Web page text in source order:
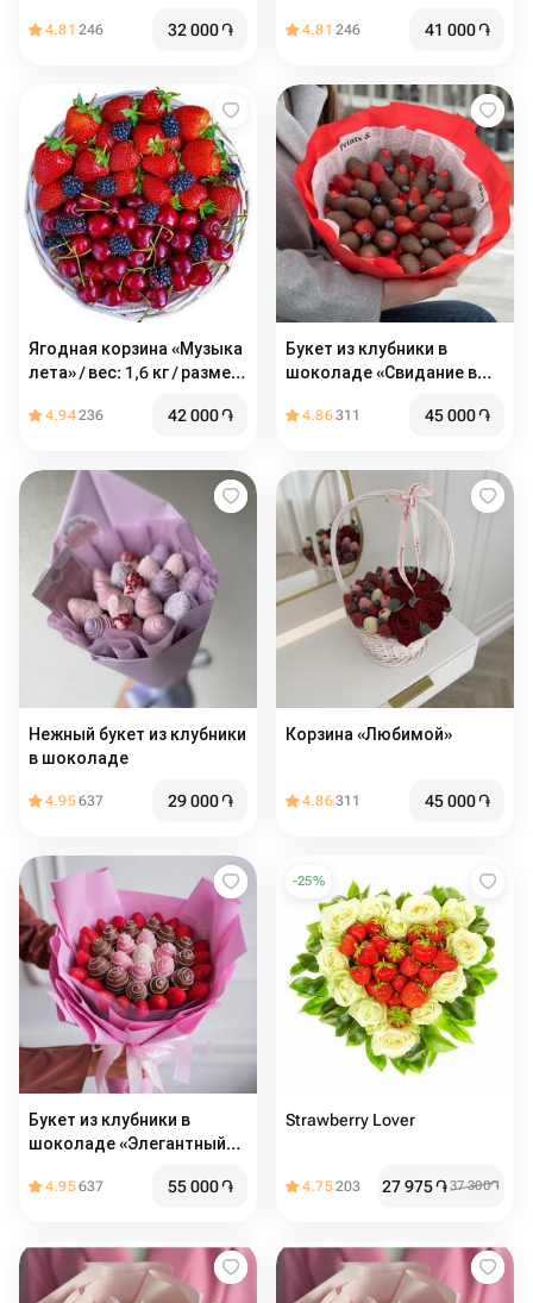
4.81 246 32 000֏ 4.81 246 41 000֏
Ягодная корзина «Музыка
лета» / вес: 1,6 кг / размер
подарочная корзина /
4.94236 42 000֏
Букет из клубники в
шоколаде «Свидание в
4.86311 45 000֏
Нежный букет из клубники
в шоколаде
4.95637 29 000֏
Корзина «Любимой»
4.86311 45 000֏
Букет из клубники в
шоколаде «Элегантный» в
4.95637 55 000֏
-25%
Strawberry Lover
4.75203 27 975֏37 300֏